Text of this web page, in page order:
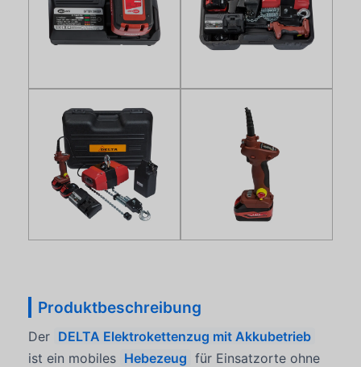
Produktbeschreibung
Der DELTA Elektrokettenzug mit Akkubetrieb
ist ein mobiles Hebezeug für Einsatzorte ohne